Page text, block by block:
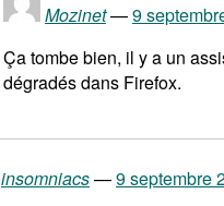
Mozinet
9
Ça tombe bien, il y a un
dégradés dans Firefox.
insomniacs
9 septembre